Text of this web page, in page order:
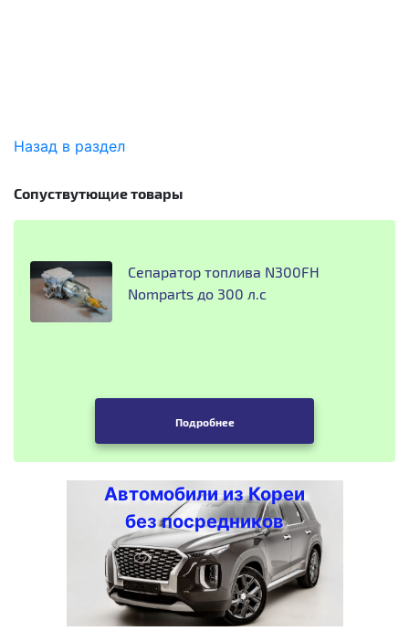
Назад в раздел
Сопуствутющие товары
Сепаратор топлива N300FH
Nomparts до 300 л.с
Подробнее
Автомобили из Кореи
без посредников